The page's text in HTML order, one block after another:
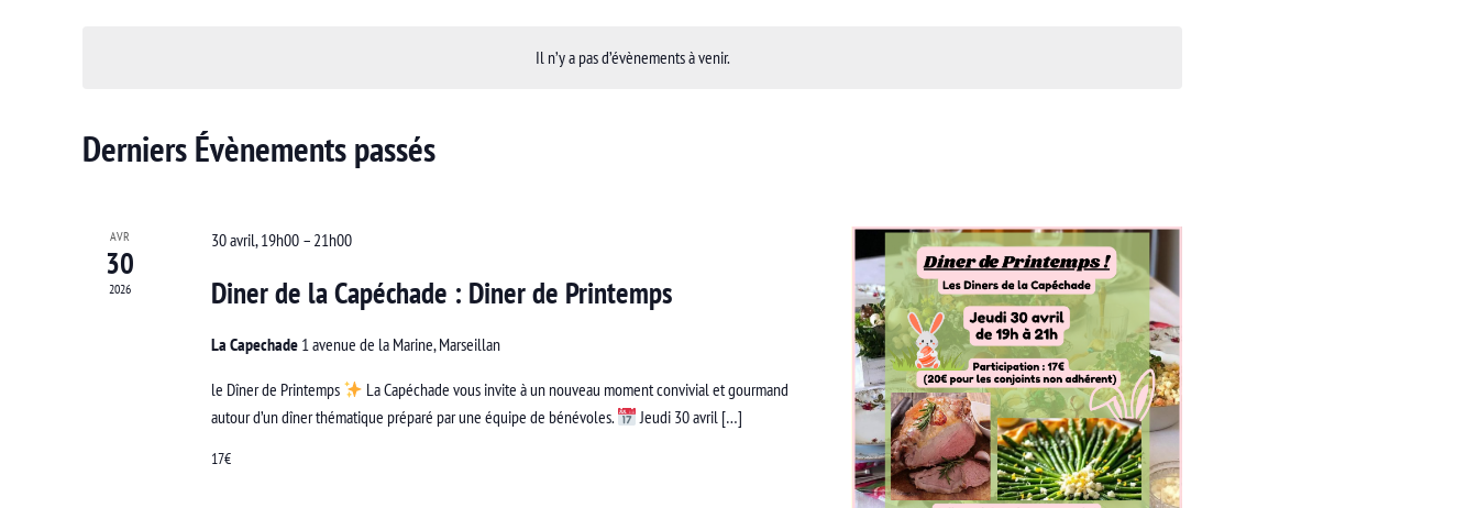
Il n’y a pas d’évènements à venir.
Derniers Évènements passés
AVR
30
2026
30 avril, 19h00– 21h00
Diner de la Capéchade : Diner de Printemps
La Capechade 1 avenue de la Marine, Marseillan
le Dîner de Printemps
La Capéchade vous invite à un nouveau moment convivial et gourmand
autour d’un dîner thématique préparé par une équipe de bénévoles.
Jeudi 30 avril […]
17€